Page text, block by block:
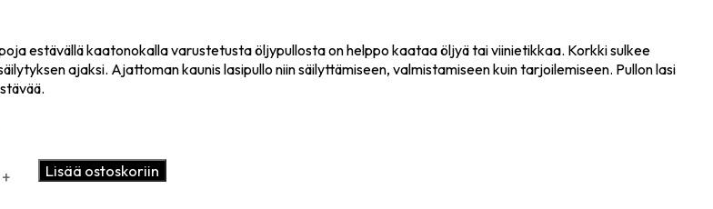
estävällä kaatonokalla varustetusta öljypullosta on helppo kaataa öljyä tai viinietikkaa. Korkki sulkee
ajaksi. Ajattoman kaunis lasipullo niin säilyttämiseen, valmistamiseen kuin tarjoilemiseen. Pullon lasi
+ Lisää ostoskoriin